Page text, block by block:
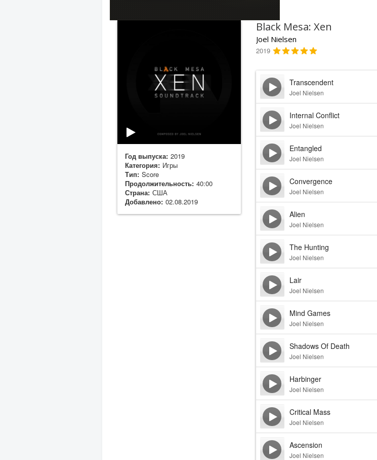
Год выпуска: 2019
Категория: Игры
Тип: Score
Продолжительность: 40:00
Страна: США
Добавлено: 02.08.2019
Black Mesa: Xen
Joel Nielsen
2019
Transcendent
Joel Nielsen
Internal Conflict
Joel Nielsen
Entangled
Joel Nielsen
Convergence
Joel Nielsen
Alien
Joel Nielsen
The Hunting
Joel Nielsen
Lair
Joel Nielsen
Mind Games
Joel Nielsen
Shadows Of Death
Joel Nielsen
Harbinger
Joel Nielsen
Critical Mass
Joel Nielsen
Ascension
Joel Nielsen